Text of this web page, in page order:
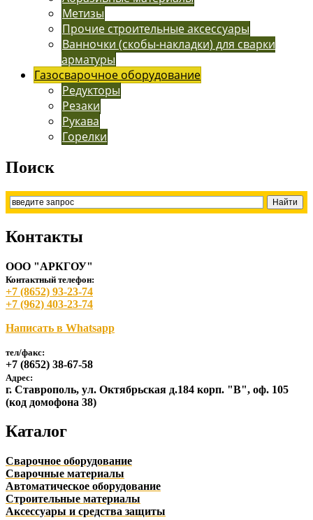
Метизы
Прочие строительные аксессуары
Ванночки (скобы-накладки) для сварки
арматуры
Газосварочное оборудование
Редукторы
Резаки
Рукава
Горелки
Поиск
Контакты
ООО "АРКГОУ"
Контактный телефон:
+7 (8652) 93-23-74
+7 (962) 403-23-74
Написать в Whatsapp
тел/факс:
+7 (8652) 38-67-58
Адрес:
г. Ставрополь, ул. Октябрьская д.184 корп. "В", оф. 105
(код домофона 38)
Каталог
Сварочное оборудование
Сварочные материалы
Автоматическое оборудование
Строительные материалы
Аксессуары и средства защиты